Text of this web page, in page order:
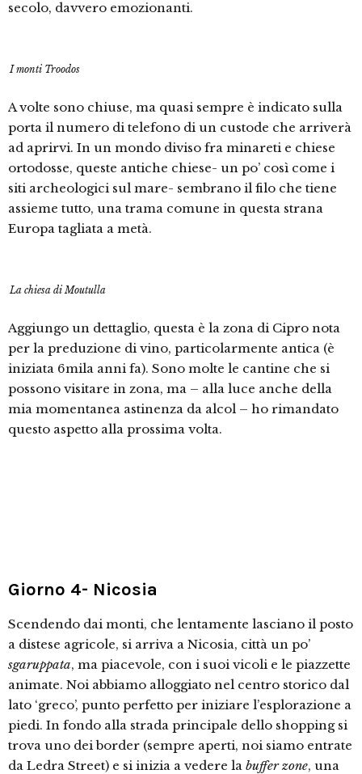
secolo, davvero emozionanti.
I monti Troodos
A volte sono chiuse, ma quasi sempre è indicato sulla
porta il numero di telefono di un custode che arriverà
ad aprirvi. In un mondo diviso fra minareti e chiese
ortodosse, queste antiche chiese- un po’ così come i
siti archeologici sul mare- sembrano il filo che tiene
assieme tutto, una trama comune in questa strana
Europa tagliata a metà.
La chiesa di Moutulla
Aggiungo un dettaglio, questa è la zona di Cipro nota
per la preduzione di vino, particolarmente antica (è
iniziata 6mila anni fa). Sono molte le cantine che si
possono visitare in zona, ma – alla luce anche della
mia momentanea astinenza da alcol – ho rimandato
questo aspetto alla prossima volta.
Giorno 4- Nicosia
Scendendo dai monti, che lentamente lasciano il posto
a distese agricole, si arriva a Nicosia, città un po’
sgaruppata, ma piacevole, con i suoi vicoli e le piazzette
animate. Noi abbiamo alloggiato nel centro storico dal
lato ‘greco’, punto perfetto per iniziare l’esplorazione a
piedi. In fondo alla strada principale dello shopping si
trova uno dei border (sempre aperti, noi siamo entrate
da Ledra Street) e si inizia a vedere la buffer zone, una